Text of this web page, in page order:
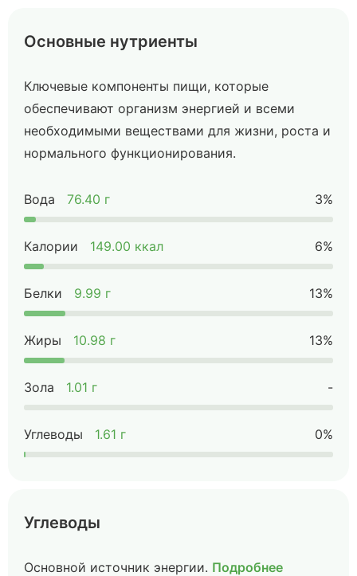
Основные нутриенты
Ключевые компоненты пищи, которые
обеспечивают организм энергией и всеми
необходимыми веществами для жизни, роста и
нормального функционирования.
Вода 76.40 г 3%
Калории 149.00 ккал 6%
Белки 9.99 г 13%
Жиры 10.98 г 13%
Зола 1.01 г -
Углеводы 1.61 г 0%
Углеводы
Основной источник энергии. Подробнее